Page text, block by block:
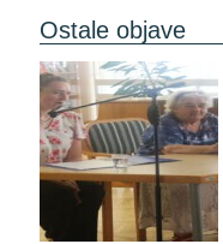
Ostale objave